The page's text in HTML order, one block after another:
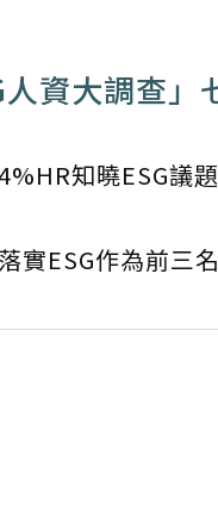
人資大調查
知曉ESG議題
實ESG作為前三